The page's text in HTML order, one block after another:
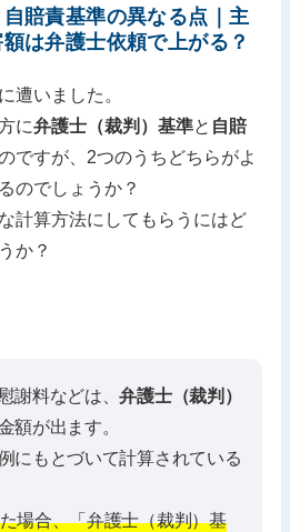
賠責基準の異なる点｜主
は弁護士依頼で上がる？
遭いました。
に弁護士（裁判）基準と 自賠
ですが、2つのうちどちらがよ
のでしょうか？
計算方法にしてもらうにはど
か？
謝料などは、弁護士（裁判）
額が出ます。
にもとづいて計算されている
場合、「弁護士（裁判）基